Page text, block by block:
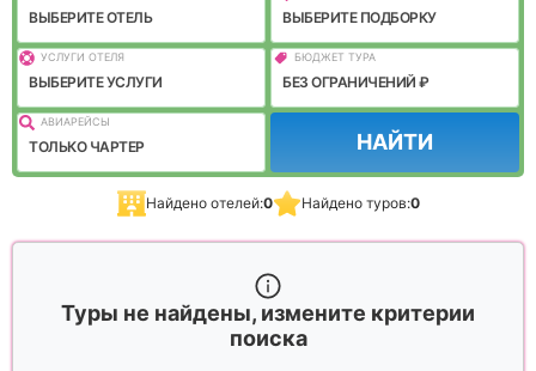
ВЫБЕРИТЕ ОТЕЛЬ ВЫБЕРИТЕ ПОДБОРКУ
УСЛУГИ ОТЕЛЯ
ВЫБЕРИТЕ УСЛУГИ
БЮДЖЕТ ТУРА
БЕЗ ОГРАНИЧЕНИЙ ₽
АВИАРЕЙСЫ
ТОЛЬКО ЧАРТЕР НАЙТИ
Найдено отелей:0 Найдено туров:0
Туры не найдены, измените критерии
поиска